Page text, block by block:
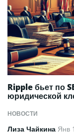
НОВОСТИ
Ripple бьет по
юридической
Лиза Чайкина Янв